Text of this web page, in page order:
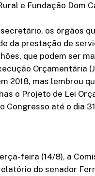
e Fundação Dom
os órgãos
da prestação de
que podem ser
Orçamentária
2018, mas lembrou
o Projeto de Lei
Congresso até o dia
feira (14/8), a
do senador